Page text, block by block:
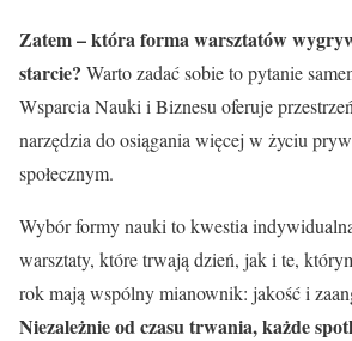
Zatem – która forma warsztatów
starcie? Warto zadać sobie to pytanie
Wsparcia Nauki i Biznesu oferuje
narzędzia do osiągania więcej w życiu
społecznym.
Wybór formy nauki to kwestia
warsztaty, które trwają dzień, jak i te,
rok mają wspólny mianownik: jakość i
Niezależnie od czasu trwania, każde